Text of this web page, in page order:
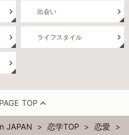
出会い
ライフスタイル
PAGE TOP
JAPAN 恋学TOP
恋愛